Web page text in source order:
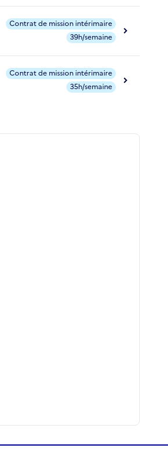
Contrat de mission intérimaire
39h/semaine
Contrat de mission intérimaire
35h/semaine